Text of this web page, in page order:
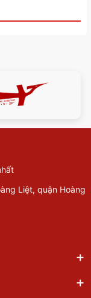
Liệt, quận Hoàng